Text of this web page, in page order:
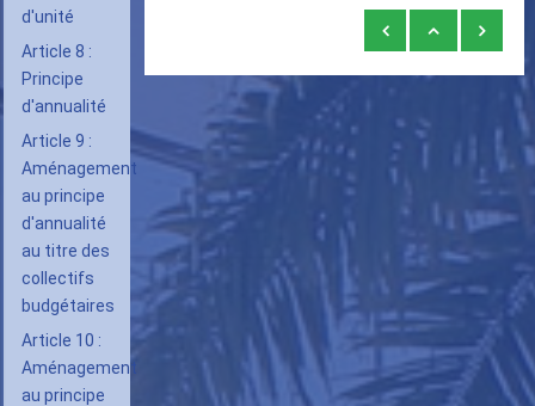
d'unité
Article 8 :
Principe
d'annualité
Article 9 :
Aménagement
au principe
d'annualité
au titre des
collectifs
budgétaires
Article 10 :
Aménagement
au principe
transversaux
livre
pour
Article
13
:
Principe
de
spécialité